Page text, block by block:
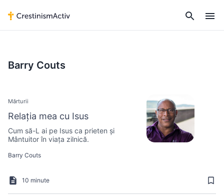
Barry Couts
Mărturii
Relația mea cu Isus
Cum să-L ai pe Isus ca prieten și
Mântuitor în viața zilnică.
Barry Couts
10 minute